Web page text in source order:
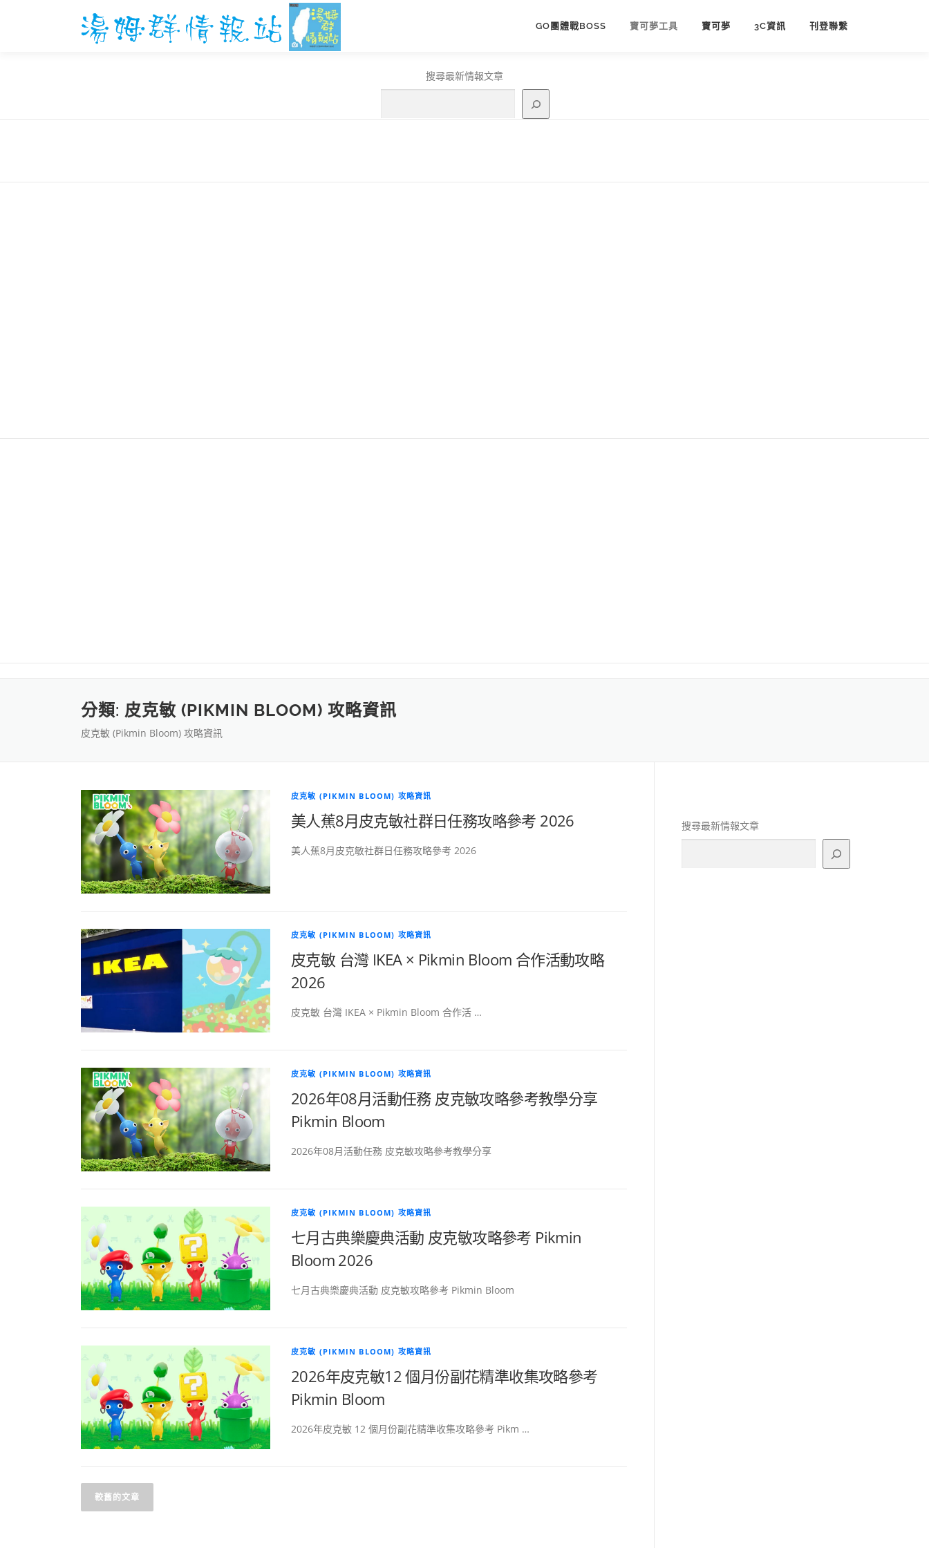
GO團體戰BOSS 寶可夢工具 寶可夢 3C資訊 刊登聯繫
搜尋最新情報文章
分類: 皮克敏 (PIKMIN BLOOM) 攻略資訊
皮克敏 (Pikmin Bloom) 攻略資訊
皮克敏 (PIKMIN BLOOM) 攻略資訊
美人蕉8月皮克敏社群日任務攻略參考 2026
美人蕉8月皮克敏社群日任務攻略參考 2026
皮克敏 (PIKMIN BLOOM) 攻略資訊
皮克敏 台灣 IKEA × Pikmin Bloom 合作活動攻略
2026
皮克敏 台灣 IKEA × Pikmin Bloom 合作活 …
皮克敏 (PIKMIN BLOOM) 攻略資訊
2026年08月活動任務 皮克敏攻略參考教學分享
Pikmin Bloom
2026年08月活動任務 皮克敏攻略參考教學分享
皮克敏 (PIKMIN BLOOM) 攻略資訊
七月古典樂慶典活動 皮克敏攻略參考 Pikmin
Bloom 2026
七月古典樂慶典活動 皮克敏攻略參考 Pikmin Bloom
皮克敏 (PIKMIN BLOOM) 攻略資訊
2026年皮克敏12 個月份副花精準收集攻略參考
Pikmin Bloom
2026年皮克敏 12 個月份副花精準收集攻略參考 Pikm …
文
章較舊的文章
搜尋最新情報文章